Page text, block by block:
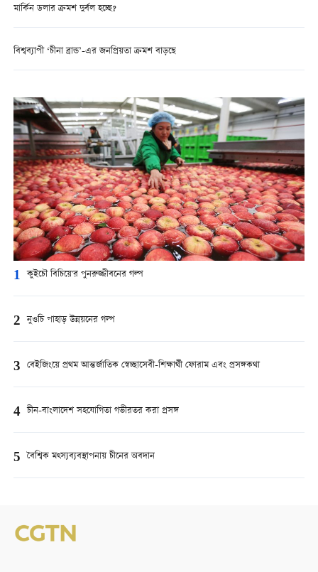
মার্কিন ডলার ক্রমশ দুর্বল হচ্ছে?
বিশ্বব্যাপী ‘চীনা ব্রান্ড’-এর জনপ্রিয়তা ক্রমশ বাড়ছে
1 কুইচৌ বিচিয়ে'র পুনরুজ্জীবনের গল্প
2 নুওচি পাহাড় উন্নয়নের গল্প
3 বেইজিংয়ে প্রথম আন্তর্জাতিক স্বেচ্ছাসেবী-শিক্ষার্থী ফোরাম এবং প্রসঙ্গকথা
4 চীন-বাংলাদেশ সহযোগিতা গভীরতর করা প্রসঙ্গ
5 বৈশ্বিক মত্স্যব্যবস্থাপনায় চীনের অবদান